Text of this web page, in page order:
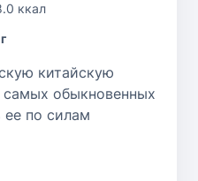
ккал
китайскую
самых обыкновенных
ее по силам